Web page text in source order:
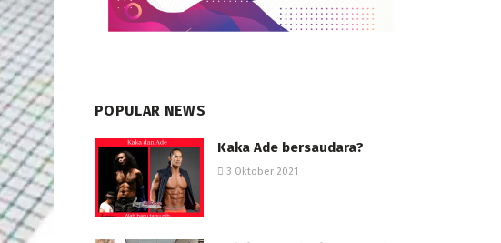
POPULAR NEWS
Kaka Ade bersaudara?
3 Oktober 2021